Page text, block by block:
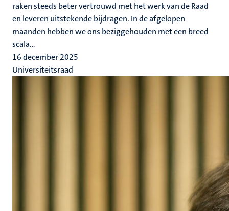
raken steeds beter vertrouwd met het werk van de Raad
en leveren uitstekende bijdragen. In de afgelopen
maanden hebben we ons beziggehouden met een breed
scala...
16 december 2025
Universiteitsraad